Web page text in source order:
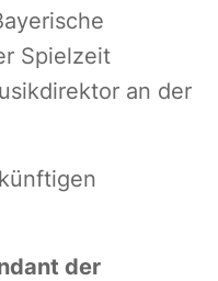
Spielzeit
an der
der